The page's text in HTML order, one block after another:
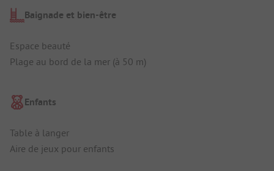
Baignade et bien-être
Espace beauté
Plage au bord de la mer (à 50 m)
Enfants
Table à langer
Aire de jeux pour enfants